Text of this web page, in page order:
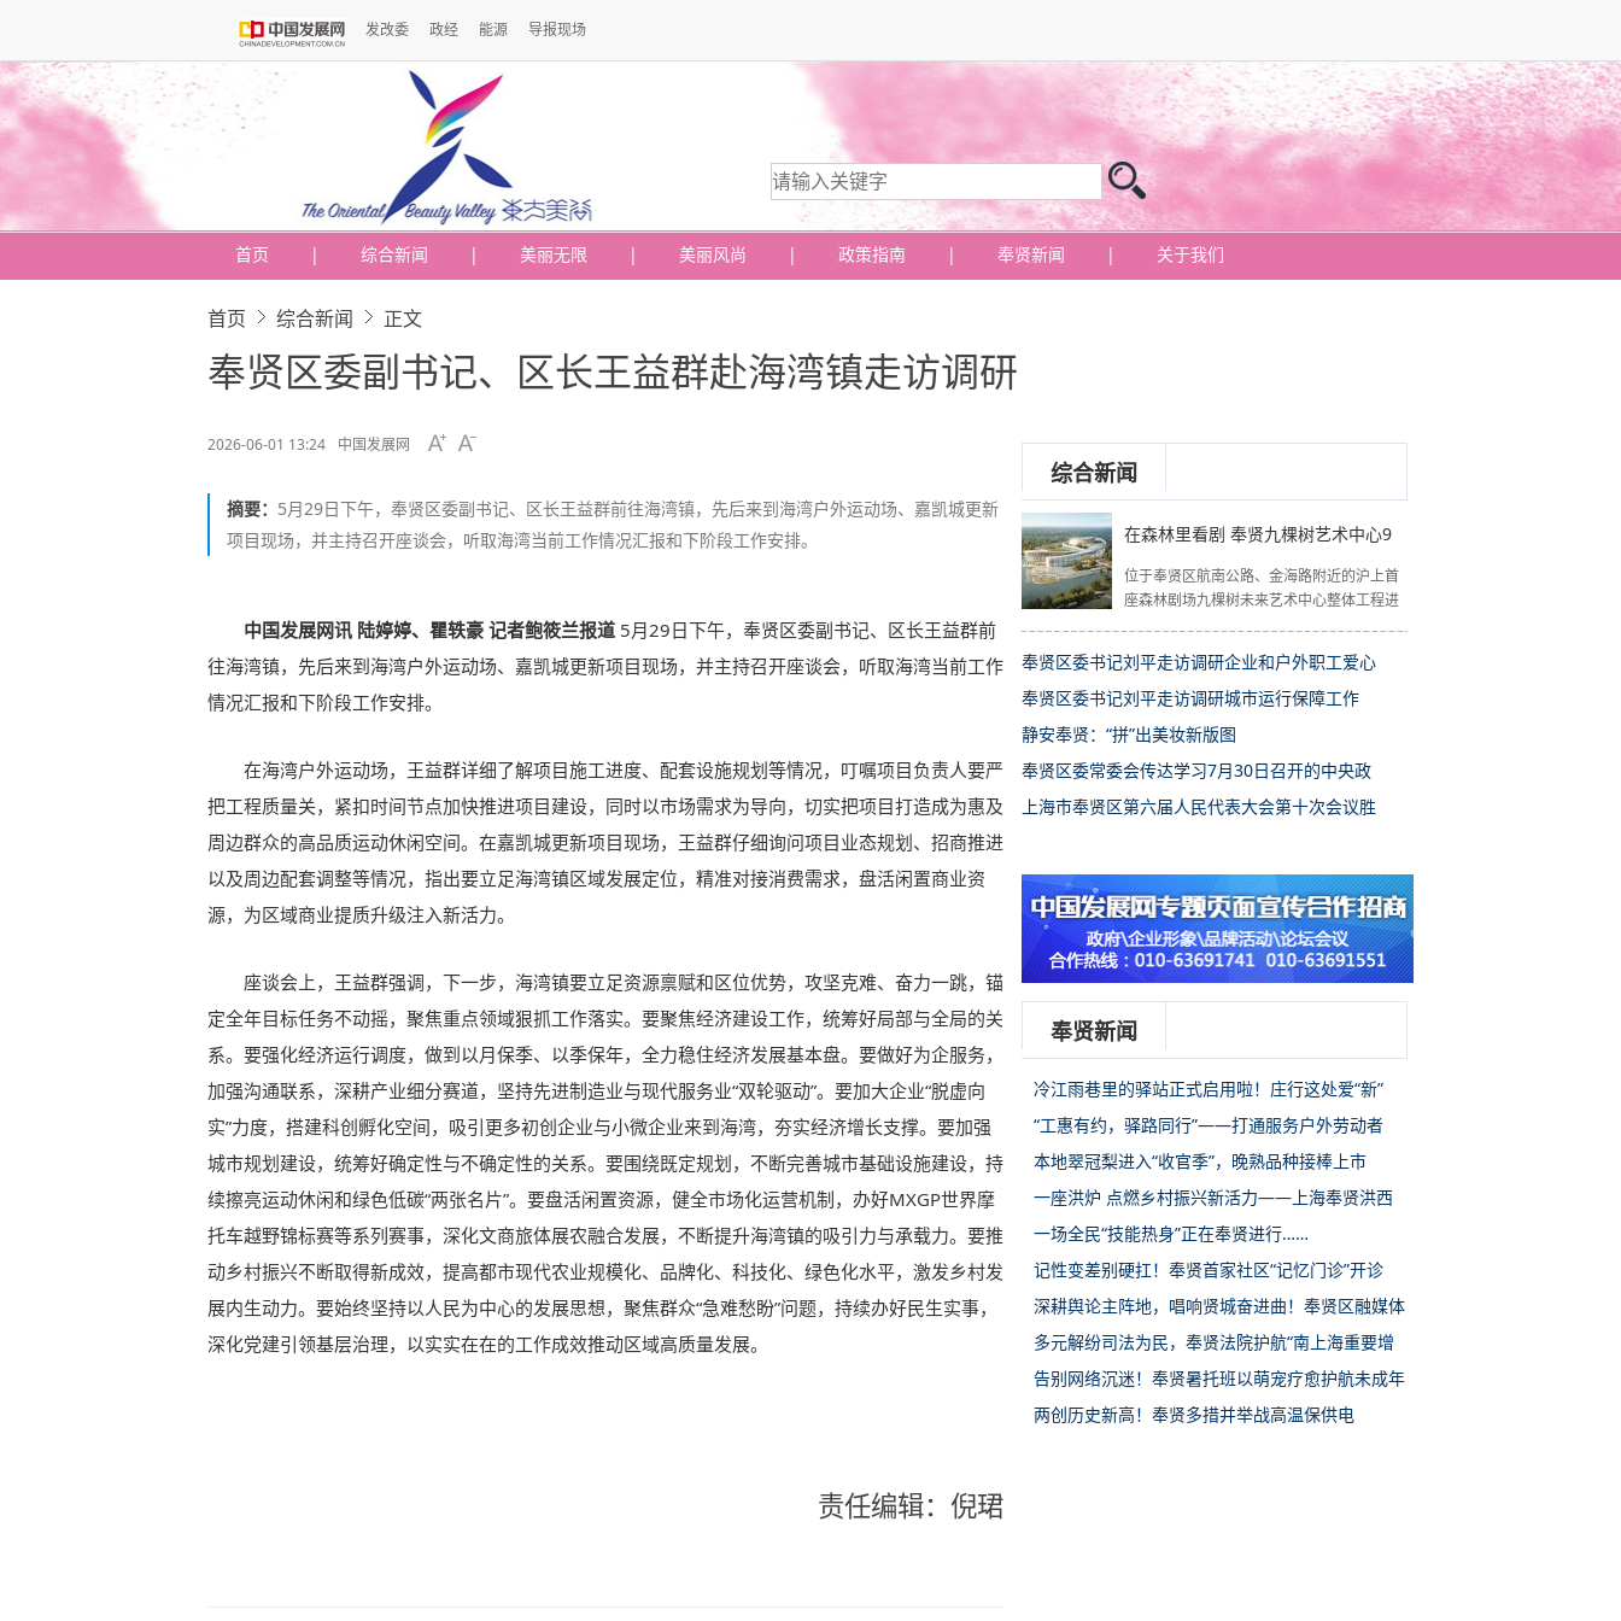
发改委 政经 能源 导报现场
首页 | 综合新闻 | 美丽无限 | 美丽风尚 | 政策指南 | 奉贤新闻 | 关于我们
首页 综合新闻 正文
奉贤区委副书记、区长王益群赴海湾镇走访调研
2026-06-01 13:24 中国发展网
摘要： 5月29日下午，奉贤区委副书记、区长王益群前往海湾镇，先后来到海湾户外运动场、嘉凯城更新
项目现场，并主持召开座谈会，听取海湾当前工作情况汇报和下阶段工作安排。
中国发展网讯 陆婷婷、瞿轶豪 记者鲍筱兰报道 5月29日下午，奉贤区委副书记、区长王益群前
往海湾镇，先后来到海湾户外运动场、嘉凯城更新项目现场，并主持召开座谈会，听取海湾当前工作
情况汇报和下阶段工作安排。
在海湾户外运动场，王益群详细了解项目施工进度、配套设施规划等情况，叮嘱项目负责人要严
把工程质量关，紧扣时间节点加快推进项目建设，同时以市场需求为导向，切实把项目打造成为惠及
周边群众的高品质运动休闲空间。在嘉凯城更新项目现场，王益群仔细询问项目业态规划、招商推进
以及周边配套调整等情况，指出要立足海湾镇区域发展定位，精准对接消费需求，盘活闲置商业资
源，为区域商业提质升级注入新活力。
座谈会上，王益群强调，下一步，海湾镇要立足资源禀赋和区位优势，攻坚克难、奋力一跳，锚
定全年目标任务不动摇，聚焦重点领域狠抓工作落实。要聚焦经济建设工作，统筹好局部与全局的关
系。要强化经济运行调度，做到以月保季、以季保年，全力稳住经济发展基本盘。要做好为企服务，
加强沟通联系，深耕产业细分赛道，坚持先进制造业与现代服务业“双轮驱动”。要加大企业“脱虚向
实”力度，搭建科创孵化空间，吸引更多初创企业与小微企业来到海湾，夯实经济增长支撑。要加强
城市规划建设，统筹好确定性与不确定性的关系。要围绕既定规划，不断完善城市基础设施建设，持
续擦亮运动休闲和绿色低碳“两张名片”。要盘活闲置资源，健全市场化运营机制，办好MXGP世界摩
托车越野锦标赛等系列赛事，深化文商旅体展农融合发展，不断提升海湾镇的吸引力与承载力。要推
动乡村振兴不断取得新成效，提高都市现代农业规模化、品牌化、科技化、绿色化水平，激发乡村发
展内生动力。要始终坚持以人民为中心的发展思想，聚焦群众“急难愁盼”问题，持续办好民生实事，
深化党建引领基层治理，以实实在在的工作成效推动区域高质量发展。
责任编辑：倪珺
综合新闻
在森林里看剧 奉贤九棵树艺术中心9
位于奉贤区航南公路、金海路附近的沪上首
座森林剧场九棵树未来艺术中心整体工程进
奉贤区委书记刘平走访调研企业和户外职工爱心
奉贤区委书记刘平走访调研城市运行保障工作
静安奉贤：“拼”出美妆新版图
奉贤区委常委会传达学习7月30日召开的中央政
上海市奉贤区第六届人民代表大会第十次会议胜
奉贤新闻
冷江雨巷里的驿站正式启用啦！庄行这处爱“新”
“工惠有约，驿路同行”——打通服务户外劳动者
本地翠冠梨进入“收官季”，晚熟品种接棒上市
一座洪炉 点燃乡村振兴新活力——上海奉贤洪西
一场全民“技能热身”正在奉贤进行……
记性变差别硬扛！奉贤首家社区“记忆门诊”开诊
深耕舆论主阵地，唱响贤城奋进曲！奉贤区融媒体
多元解纷司法为民，奉贤法院护航“南上海重要增
告别网络沉迷！奉贤暑托班以萌宠疗愈护航未成年
两创历史新高！奉贤多措并举战高温保供电